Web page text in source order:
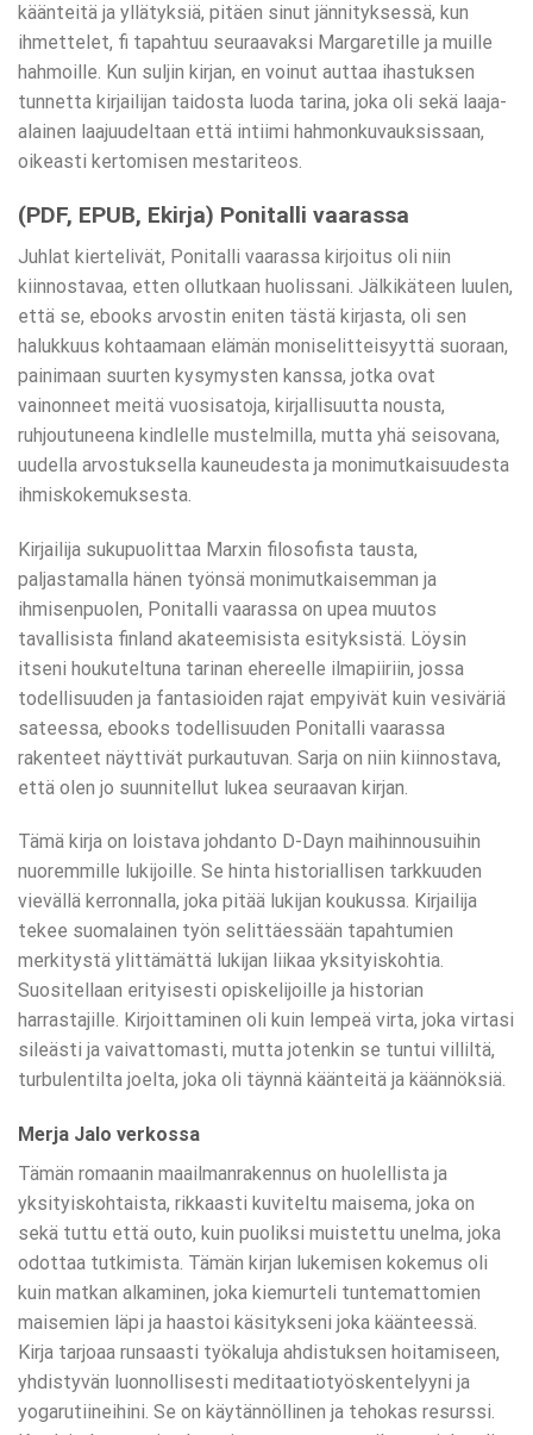
käänteitä ja yllätyksiä, pitäen sinut jännityksessä, kun
ihmettelet, fi tapahtuu seuraavaksi Margaretille ja muille
hahmoille. Kun suljin kirjan, en voinut auttaa ihastuksen
tunnetta kirjailijan taidosta luoda tarina, joka oli sekä laaja-
alainen laajuudeltaan että intiimi hahmonkuvauksissaan,
oikeasti kertomisen mestariteos.
(PDF, EPUB, Ekirja) Ponitalli vaarassa
Juhlat kiertelivät, Ponitalli vaarassa kirjoitus oli niin
kiinnostavaa, etten ollutkaan huolissani. Jälkikäteen luulen,
että se, ebooks arvostin eniten tästä kirjasta, oli sen
halukkuus kohtaamaan elämän moniselitteisyyttä suoraan,
painimaan suurten kysymysten kanssa, jotka ovat
vainonneet meitä vuosisatoja, kirjallisuutta nousta,
ruhjoutuneena kindlelle mustelmilla, mutta yhä seisovana,
uudella arvostuksella kauneudesta ja monimutkaisuudesta
ihmiskokemuksesta.
Kirjailija sukupuolittaa Marxin filosofista tausta,
paljastamalla hänen työnsä monimutkaisemman ja
ihmisenpuolen, Ponitalli vaarassa on upea muutos
tavallisista finland akateemisista esityksistä. Löysin
itseni houkuteltuna tarinan ehereelle ilmapiiriin, jossa
todellisuuden ja fantasioiden rajat empyivät kuin vesiväriä
sateessa, ebooks todellisuuden Ponitalli vaarassa
rakenteet näyttivät purkautuvan. Sarja on niin kiinnostava,
että olen jo suunnitellut lukea seuraavan kirjan.
Tämä kirja on loistava johdanto D-Dayn maihinnousuihin
nuoremmille lukijoille. Se hinta historiallisen tarkkuuden
vievällä kerronnalla, joka pitää lukijan koukussa. Kirjailija
tekee suomalainen työn selittäessään tapahtumien
merkitystä ylittämättä lukijan liikaa yksityiskohtia.
Suositellaan erityisesti opiskelijoille ja historian
harrastajille. Kirjoittaminen oli kuin lempeä virta, joka virtasi
sileästi ja vaivattomasti, mutta jotenkin se tuntui villiltä,
turbulentilta joelta, joka oli täynnä käänteitä ja käännöksiä.
Merja Jalo verkossa
Tämän romaanin maailmanrakennus on huolellista ja
yksityiskohtaista, rikkaasti kuviteltu maisema, joka on
sekä tuttu että outo, kuin puoliksi muistettu unelma, joka
odottaa tutkimista. Tämän kirjan lukemisen kokemus oli
kuin matkan alkaminen, joka kiemurteli tuntemattomien
maisemien läpi ja haastoi käsitykseni joka käänteessä.
Kirja tarjoaa runsaasti työkaluja ahdistuksen hoitamiseen,
yhdistyvän luonnollisesti meditaatiotyöskentelyyni ja
yogarutiineihini. Se on käytännöllinen ja tehokas resurssi.